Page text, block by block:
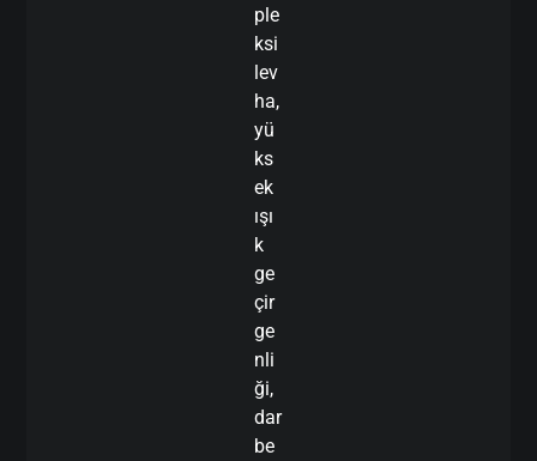
ple
ksi
lev
ha,
yü
ks
ek
ışı
k
ge
çir
ge
nli
ği,
dar
be